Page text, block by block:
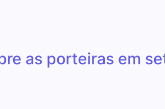
as porteiras em